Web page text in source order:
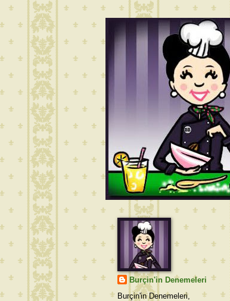
Burçin'in Denemeleri
Burçin'in Denemeleri,